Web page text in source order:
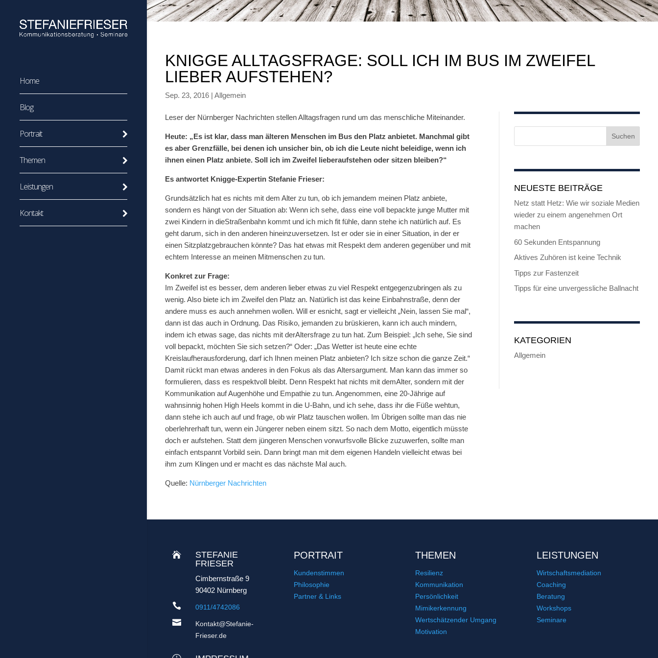
Home
Blog
Portrait
Themen
Leistungen
Kontakt
KNIGGE ALLTAGSFRAGE: SOLL ICH IM BUS IM ZWEIFEL
LIEBER AUFSTEHEN?
Sep. 23, 2016| Allgemein
Leser der Nürnberger Nachrichten stellen Alltagsfragen rund um das menschliche Miteinander.
Heute: „Es ist klar, dass man älteren Menschen im Bus den Platz anbietet. Manchmal gibt
es aber Grenzfälle, bei denen ich unsicher bin, ob ich die Leute nicht beleidige, wenn ich
ihnen einen Platz anbiete. Soll ich im Zweifel lieberaufstehen oder sitzen bleiben?“
Es antwortet Knigge-Expertin Stefanie Frieser:
Grundsätzlich hat es nichts mit dem Alter zu tun, ob ich jemandem meinen Platz anbiete,
sondern es hängt von der Situation ab: Wenn ich sehe, dass eine voll bepackte junge Mutter mit
zwei Kindern in dieStraßenbahn kommt und ich mich fit fühle, dann stehe ich natürlich auf. Es
geht darum, sich in den anderen hineinzuversetzen. Ist er oder sie in einer Situation, in der er
einen Sitzplatzgebrauchen könnte? Das hat etwas mit Respekt dem anderen gegenüber und mit
echtem Interesse an meinen Mitmenschen zu tun.
Konkret zur Frage:
Im Zweifel ist es besser, dem anderen lieber etwas zu viel Respekt entgegenzubringen als zu
wenig. Also biete ich im Zweifel den Platz an. Natürlich ist das keine Einbahnstraße, denn der
andere muss es auch annehmen wollen. Will er esnicht, sagt er vielleicht „Nein, lassen Sie mal“,
dann ist das auch in Ordnung. Das Risiko, jemanden zu brüskieren, kann ich auch mindern,
indem ich etwas sage, das nichts mit derAltersfrage zu tun hat. Zum Beispiel: „Ich sehe, Sie sind
voll bepackt, möchten Sie sich setzen?“ Oder: „Das Wetter ist heute eine echte
Kreislaufherausforderung, darf ich Ihnen meinen Platz anbieten? Ich sitze schon die ganze Zeit.“
Damit rückt man etwas anderes in den Fokus als das Altersargument. Man kann das immer so
formulieren, dass es respektvoll bleibt. Denn Respekt hat nichts mit demAlter, sondern mit der
Kommunikation auf Augenhöhe und Empathie zu tun. Angenommen, eine 20-Jährige auf
wahnsinnig hohen High Heels kommt in die U-Bahn, und ich sehe, dass ihr die Füße wehtun,
dann stehe ich auch auf und frage, ob wir Platz tauschen wollen. Im Übrigen sollte man das nie
oberlehrerhaft tun, wenn ein Jüngerer neben einem sitzt. So nach dem Motto, eigentlich müsste
doch er aufstehen. Statt dem jüngeren Menschen vorwurfsvolle Blicke zuzuwerfen, sollte man
einfach entspannt Vorbild sein. Dann bringt man mit dem eigenen Handeln vielleicht etwas bei
ihm zum Klingen und er macht es das nächste Mal auch.
Quelle: Nürnberger Nachrichten
NEUESTE BEITRÄGE
Netz statt Hetz: Wie wir soziale Medien
wieder zu einem angenehmen Ort
machen
60 Sekunden Entspannung
Aktives Zuhören ist keine Technik
Tipps zur Fastenzeit
Tipps für eine unvergessliche Ballnacht
KATEGORIEN
Allgemein

STEFANIE
FRIESER
Cimbernstraße 9
90402 Nürnberg
 0911/4742086

Kontakt@Stefanie-
Frieser.de
PORTRAIT
Kundenstimmen
Philosophie
Partner & Links
THEMEN
Resilienz
Kommunikation
Persönlichkeit
Mimikerkennung
Wertschätzender Umgang
Motivation
LEISTUNGEN
Wirtschaftsmediation
Coaching
Beratung
Workshops
Seminare